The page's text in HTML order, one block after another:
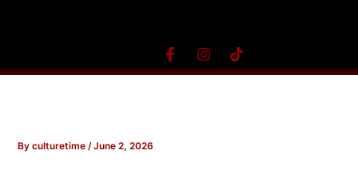
F
a
c
I
n
s
T
i
k
Byculturetime /June 2, 2026